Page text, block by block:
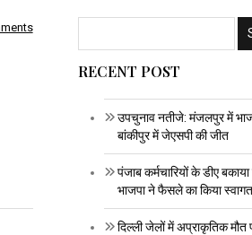
RECENT POST
उपचुनाव नतीजे: मंजलपुर में
बांकीपुर में जेएसपी की जीत
पंजाब कर्मचारियों के डीए
भाजपा ने फैसले का किया स्वागत
दिल्ली जेलों में अप्राकृतिक मौत